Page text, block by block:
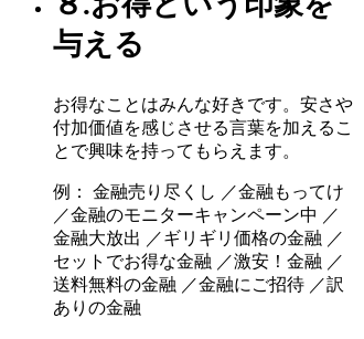
与える
お得なことはみんな好きです。安さや
付加価値を感じさせる言葉を加えるこ
とで興味を持ってもらえます。
例： 金融売り尽くし ／金融もってけ
／金融のモニターキャンペーン中 ／
金融大放出 ／ギリギリ価格の金融 ／
セットでお得な金融 ／激安！金融 ／
送料無料の金融 ／金融にご招待 ／訳
ありの金融